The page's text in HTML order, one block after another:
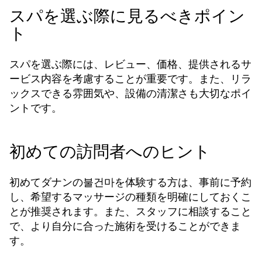
スパを選ぶ際に見るべきポイン
ト
スパを選ぶ際には、レビュー、価格、提供されるサ
ービス内容を考慮することが重要です。また、リラ
ックスできる雰囲気や、設備の清潔さも大切なポイ
ントです。
初めての訪問者へのヒント
初めてダナンの불건마を体験する方は、事前に予約
し、希望するマッサージの種類を明確にしておくこ
とが推奨されます。また、スタッフに相談すること
で、より自分に合った施術を受けることができま
す。